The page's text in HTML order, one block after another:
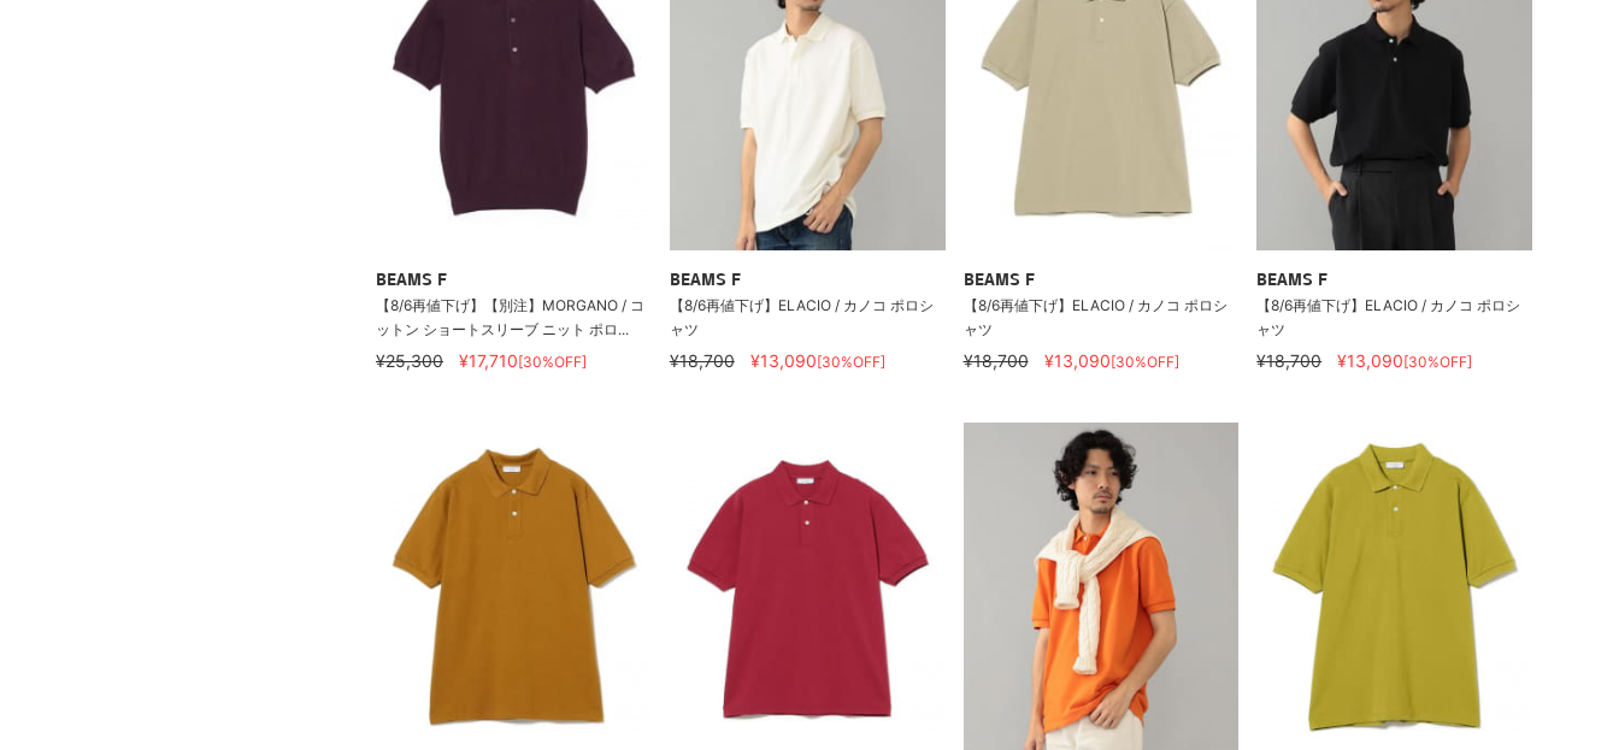
BEAMS F
【8/6再値下げ】【別注】MORGANO / コ
ットン ショートスリーブ ニット ポロ...
¥25,300 ¥17,710[30%OFF]
BEAMS F
【8/6再値下げ】ELACIO / カノコ ポロシ
ャツ
¥18,700 ¥13,090[30%OFF]
BEAMS F
【8/6再値下げ】ELACIO / カノコ ポロシ
ャツ
¥18,700 ¥13,090[30%OFF]
BEAMS F
【8/6再値下げ】ELACIO / カノコ ポロシ
ャツ
¥18,700 ¥13,090[30%OFF]